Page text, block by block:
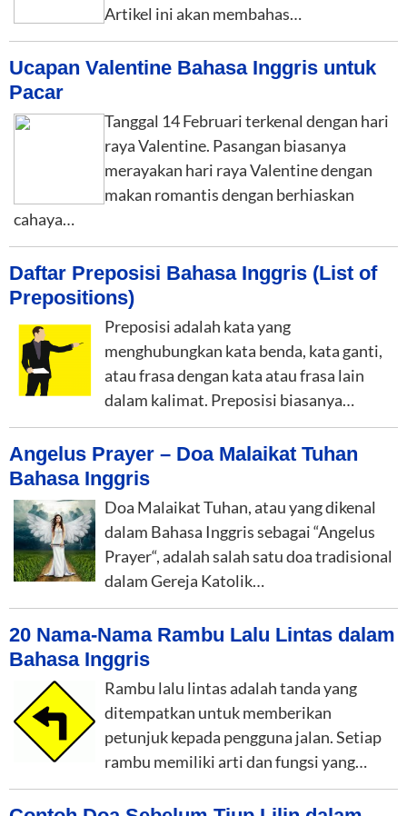
Artikel ini akan membahas…
Ucapan Valentine Bahasa Inggris untuk
Pacar
Tanggal 14 Februari terkenal dengan hari
raya Valentine. Pasangan biasanya
merayakan hari raya Valentine dengan
makan romantis dengan berhiaskan
cahaya…
Daftar Preposisi Bahasa Inggris (List of
Prepositions)
Preposisi adalah kata yang
menghubungkan kata benda, kata ganti,
atau frasa dengan kata atau frasa lain
dalam kalimat. Preposisi biasanya…
Angelus Prayer – Doa Malaikat Tuhan
Bahasa Inggris
Doa Malaikat Tuhan, atau yang dikenal
dalam Bahasa Inggris sebagai “Angelus
Prayer“, adalah salah satu doa tradisional
dalam Gereja Katolik…
20 Nama-Nama Rambu Lalu Lintas dalam
Bahasa Inggris
Rambu lalu lintas adalah tanda yang
ditempatkan untuk memberikan
petunjuk kepada pengguna jalan. Setiap
rambu memiliki arti dan fungsi yang…